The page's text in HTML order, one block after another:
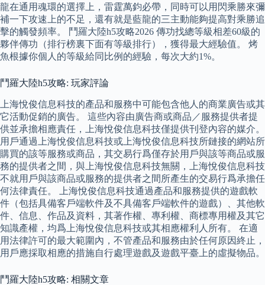
龍在通用魂環的選擇上，雷霆萬鈞必帶，同時可以用閃乘勝來彌
補一下攻速上的不足，還有就是藍龍的三主動能夠提高對乘勝追
擊的觸發頻率。 鬥羅大陸h5攻略2026 傳功找總等級相差60級的
夥伴傳功（排行榜裏下面有等級排行），獲得最大經驗值。 烤
魚根據你個人的等級給同比例的經驗，每次大約1%。
鬥羅大陸h5攻略: 玩家評論
上海悅俊信息科技的產品和服務中可能包含他人的商業廣告或其
它活動促銷的廣告。 這些內容由廣告商或商品／服務提供者提
供並承擔相應責任，上海悅俊信息科技僅提供刊登內容的媒介。
用戶通過上海悅俊信息科技或上海悅俊信息科技所鏈接的網站所
購買的該等服務或商品，其交易行爲僅存於用戶與該等商品或服
務的提供者之間，與上海悅俊信息科技無關，上海悅俊信息科技
不就用戶與該商品或服務的提供者之間所產生的交易行爲承擔任
何法律責任。 上海悅俊信息科技通過產品和服務提供的遊戲軟
件（包括具備客戶端軟件及不具備客戶端軟件的遊戲）、其他軟
件、信息、作品及資料，其著作權、專利權、商標專用權及其它
知識產權，均爲上海悅俊信息科技或其相應權利人所有。 在適
用法律許可的最大範圍內，不管產品和服務由於任何原因終止，
用戶應採取相應的措施自行處理遊戲及遊戲平臺上的虛擬物品。
鬥羅大陸h5攻略: 相關文章